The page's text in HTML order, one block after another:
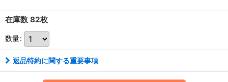
在庫数 82枚
数量:
返品特約に関する重要事項